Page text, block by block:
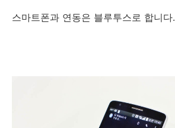
스마트폰과 연동은 블루투스로 합니다.